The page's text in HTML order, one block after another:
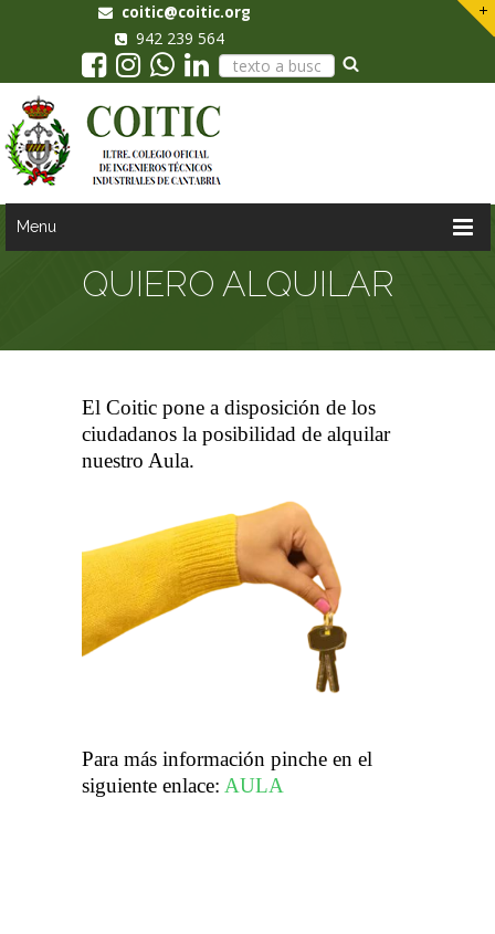
coitic@coitic.org
942 239 564
Menu
QUIERO ALQUILAR
El Coitic pone a disposición de los
ciudadanos la posibilidad de alquilar
nuestro Aula.
Para más información pinche en el
siguiente enlace: AULA